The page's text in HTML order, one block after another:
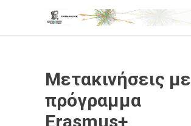
Μετακινήσεις
πρόγραμμα
Erasmus+